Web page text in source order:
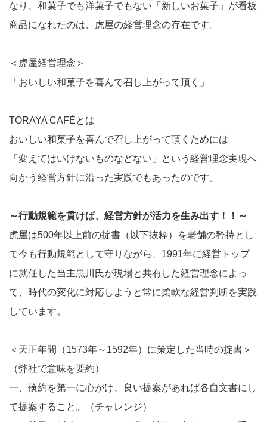
なり、和菓子でも洋菓子でもない「新しいお菓子」が看板
商品になれたのは、虎屋の経営理念の存在です。
＜虎屋経営理念＞
「おいしい和菓子を喜んで召し上がって頂く」
TORAYA CAFÉとは
おいしい和菓子を喜んで召し上がって頂くためには
「変えてはいけないものなどない」という経営理念実現へ
向かう経営方針に沿った実践でもあったのです。
～行動規範を貫けば、経営方針が活力を生み出す！！～
虎屋は500年以上前の掟書（以下抜粋）を老舗の矜持とし
て今も行動規範として守りながら、1991年に経営トップ
に就任した当主黒川氏が現場と共有した経営理念によっ
て、時代の変化に対応しようと常に柔軟な経営判断を実践
しています。
＜天正年間（1573年～1592年）に策定した当時の掟書＞
（弊社で意味を要約）
一、倹約を第一に心がけ、良い提案があれば各自文書にし
て提案すること。（チャレンジ）